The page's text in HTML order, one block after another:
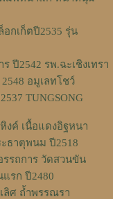
กเก็ตปี2535 รุ่น
ปี2542 รพ.ฉะเชิงเทรา
อมูเลทโชว์
TUNGSONG
งค์ เนื้อแดงอิฐหนา
ธาตุพนม ปี2518
รถการ วัดสวนขัน
รก ปี2480
ลิศ ถ้ำพรรณรา